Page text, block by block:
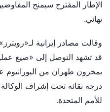
نهائي.
وقالت مصادر إيرانية
قد تشهد التوصل إلى «صيغ
بمخزون طهران من
درجة نقائه تحت إشراف الوكالة
للأمم المتحدة.